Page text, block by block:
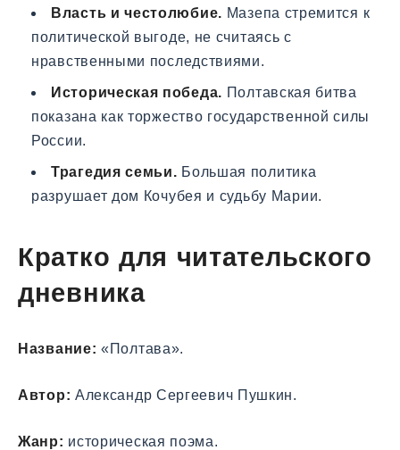
Власть и честолюбие. Мазепа стремится к
политической выгоде, не считаясь с
нравственными последствиями.
Историческая победа. Полтавская битва
показана как торжество государственной силы
России.
Трагедия семьи. Большая политика
разрушает дом Кочубея и судьбу Марии.
Кратко для читательского
дневника
Название: «Полтава».
Автор: Александр Сергеевич Пушкин.
Жанр: историческая поэма.